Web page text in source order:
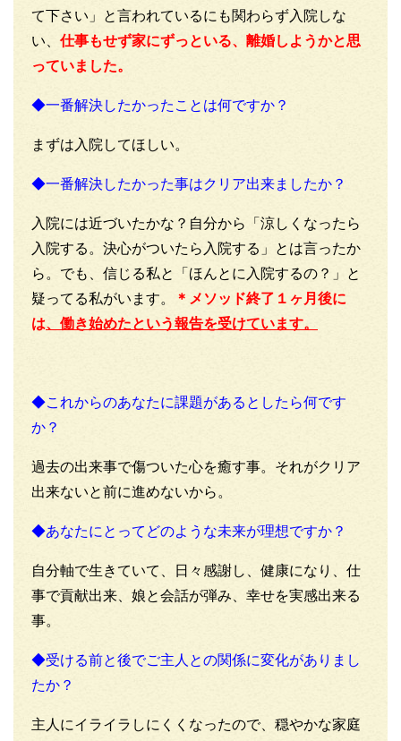
て下さい」と言われているにも関わらず入院しな
い、 仕事もせず家にずっといる、離婚しようかと思
っていました。
◆一番解決したかったことは何ですか？
まずは入院してほしい。
◆一番解決したかった事はクリア出来ましたか？
入院には近づいたかな？自分から「涼しくなったら
入院する。決心がついたら入院する」とは言ったか
ら。でも、信じる私と「ほんとに入院するの？」と
疑ってる私がいます。
＊メソッド終了１ヶ月後に
は、働き始めたという報告を受けています。
◆これからのあなたに課題があるとしたら何です
か？
過去の出来事で傷ついた心を癒す事。それがクリア
出来ないと前に進めないから。
◆あなたにとってどのような未来が理想ですか？
自分軸で生きていて、日々感謝し、健康になり、仕
事で貢献出来、娘と会話が弾み、幸せを実感出来る
事。
◆受ける前と後でご主人との関係に変化がありまし
たか？
主人にイライラしにくくなったので、穏やかな家庭